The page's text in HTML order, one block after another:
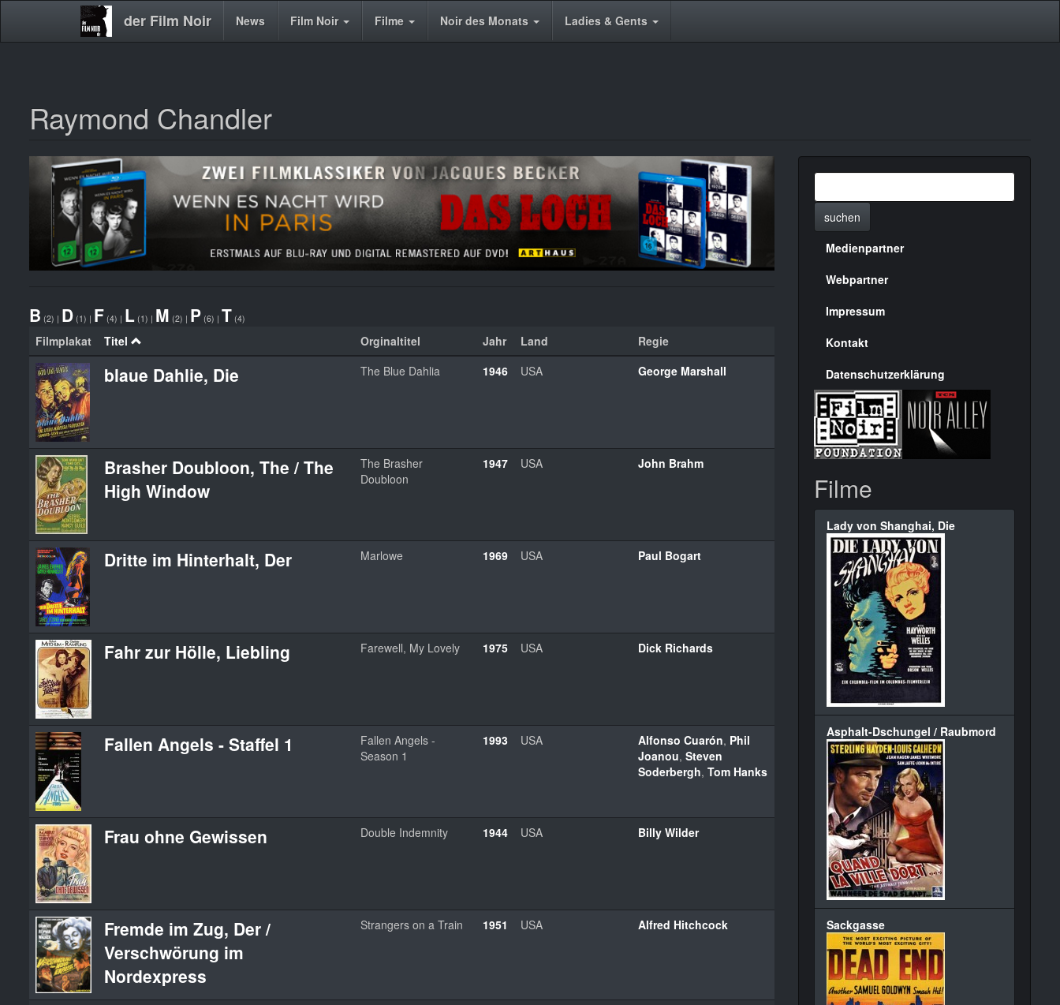
der Film Noir
Main News Film Noir Filme Noir des Monats Ladies & Gents
Raymond Chandler
B (2) | D (1) | F (4) | L (1) | M (2) | P (6) | T (4)
Filmplakat Titel Orginaltitel Jahr Land Regie
blaue Dahlie, Die The Blue Dahlia 1946 USA George Marshall
Brasher Doubloon, The / The
High Window
The Brasher
Doubloon
1947 USA John Brahm
Dritte im Hinterhalt, Der Marlowe 1969 USA Paul Bogart
Fahr zur Hölle, Liebling Farewell, My Lovely 1975 USA Dick Richards
Fallen Angels - Staffel 1
Fallen Angels -
Season 1
1993 USA Alfonso Cuarón, Phil
Joanou, Steven
Soderbergh, Tom Hanks
Frau ohne Gewissen Double Indemnity 1944 USA Billy Wilder
Fremde im Zug, Der /
Verschwörung im
Nordexpress
Strangers on a Train 1951 USA Alfred Hitchcock
suchen
Menülinks
rechte
Seite
Medienpartner
Webpartner
Impressum
Kontakt
Datenschutzerklärung
Filme
Lady von Shanghai, Die
Asphalt-Dschungel / Raubmord
Sackgasse